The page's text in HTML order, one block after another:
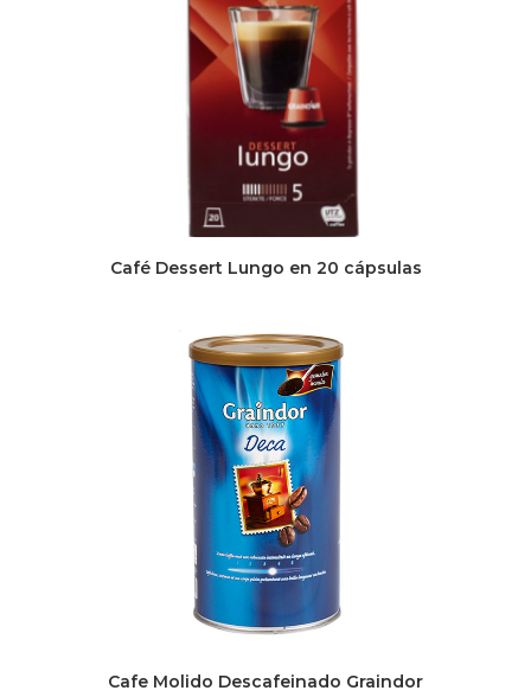
Café Dessert Lungo en 20 cápsulas
Cafe Molido Descafeinado Graindor